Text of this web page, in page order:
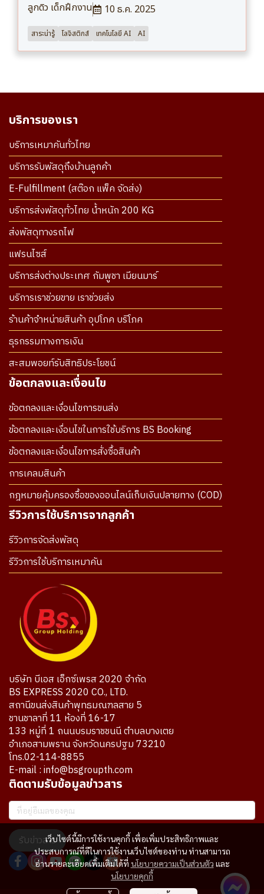
ลูกดิว เด็กฝึกงาน
10 ธ.ค. 2025
สาระน่ารู้ โลจิสติกส์ เทคโนโลยี AI AI
เว็บไซต์นี้มีการใช้งานคุกกี้ เพื่อเพิ่มประสิทธิภาพและ
ประสบการณ์ที่ดีในการใช้งานเว็บไซต์ของท่าน ท่านสามารถ
อ่านรายละเอียดเพิ่มเติมได้ที่ นโยบายความเป็นส่วนตัว และ
นโยบายคุกกี้
บริการของเรา
บริการเหมาคันทั่วไทย
บริการรับพัสดุถึงบ้านลูกค้า
E-Fulfillment (สต๊อก แพ็ค จัดส่ง)
บริการส่งพัสดุทั่วไทย น้ำหนัก 200 KG
ส่งพัสดุทางรถไฟ
แฟรนไซส์
บริการส่งต่างประเทศ กัมพูชา เมียนมาร์
บริการเราช่วยขาย เราช่วยส่ง
ร้านค้าจำหน่ายสินค้า อุปโภค บริโภค
ธุรกรรมทางการเงิน
สะสมพอยท์รับสิทธิประโยชน์
ข้อตกลงและเงื่อนไข
ข้อตกลงและเงื่อนไขการขนส่ง
ข้อตกลงและเงื่อนไขในการใช้บริการ BS Booking
ข้อตกลงและเงื่อนไขการสั่งซื้อสินค้า
การเคลมสินค้า
กฎหมายคุ้มครองซื้อของออนไลน์เก็บเงินปลายทาง (COD)
รีวิวการใช้บริการจากลูกค้า
รีวิวการจัดส่งพัสดุ
รีวิวการใช้บริการเหมาคัน
บริษัท บีเอส เอ็กซ์เพรส 2020 จำกัด
BS EXPRESS 2020 CO., LTD.
สถานีขนส่งสินค้าพุทธมณฑลสาย 5
ชานชาลาที่ 11 ห้องที่ 16-17
133 หมู่ที่ 1 ถนนบรมราชชนนี ตำบลบางเตย
อำเภอสามพราน จังหวัดนครปฐม 73210
โทร.02-114-8855
E-mail : info@bsgroupth.com
ติดตามรับข้อมูลข่าวสาร
รับข่าวสาร